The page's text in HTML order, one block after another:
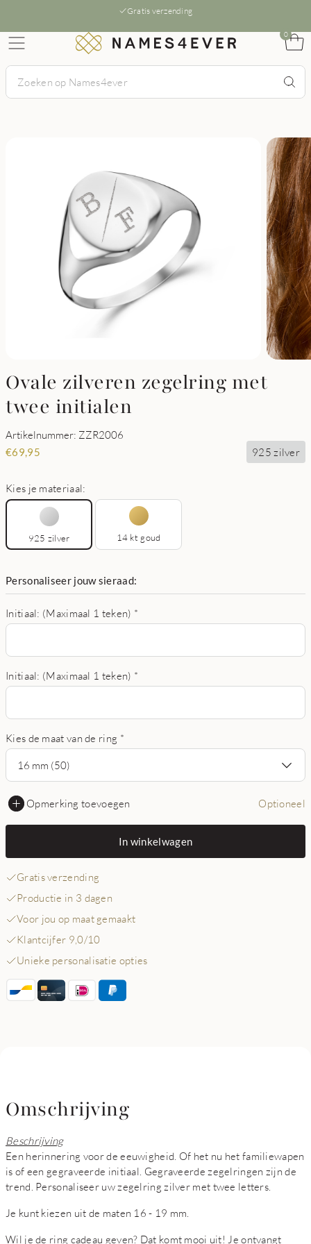
Gratis verzending
0
Ovale zilveren zegelring met
twee initialen
Artikelnummer: ZZR2006
€69,95 925 zilver
Kies je materiaal:
925 zilver 14 kt goud
Personaliseer jouw sieraad:
Initiaal: (Maximaal 1 teken) *
Initiaal: (Maximaal 1 teken) *
Kies de maat van de ring *
16 mm (50)
Opmerking toevoegen Optioneel
In winkelwagen
Gratis verzending
Productie in 3 dagen
Voor jou op maat gemaakt
Klantcijfer 9,0/10
Unieke personalisatie opties
Omschrijving
Beschrijving
Een herinnering voor de eeuwigheid. Of het nu het familiewapen
is of een gegraveerde initiaal. Gegraveerde zegelringen zijn de
trend. Personaliseer uw zegelring zilver met twee letters.
Je kunt kiezen uit de maten 16 - 19 mm.
Wil je de ring cadeau geven? Dat komt mooi uit! Je ontvangt